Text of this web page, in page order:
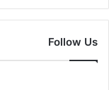
Follow Us